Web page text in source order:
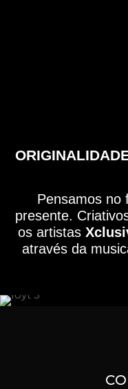
Pensamos no
presente.
os artistas
através da